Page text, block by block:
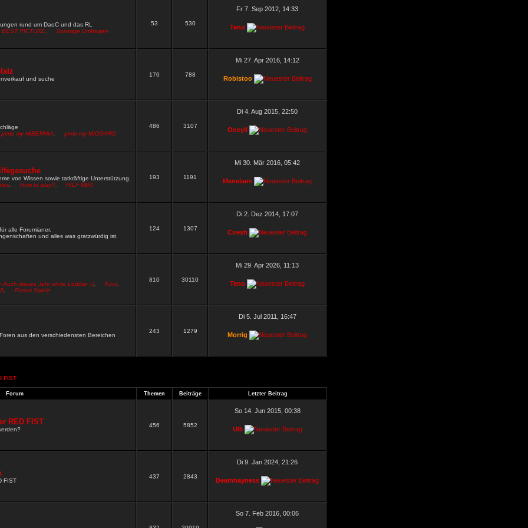
neu setzen
»
ja gut funktioniert
wie das vom zirkel
»
und müsste dich irgendwie pn mässig erreichen wegen
rund um DaoC und das RL
BEST PICTURE Sonstige Umfragen
53 530
Fr 7. Sep 2012, 14:33
Teno
und suche
170 788
Mi 27. Apr 2016, 14:12
Robistoo
pimp my HIBERNIA pimp my MIDGARD
486 3107
Di 4. Aug 2015, 22:50
Oneyll
von Wissen sowie tatkräftige Unterstützung.
How to play? HILF MIR!
193 1191
Mi 30. Mär 2016, 05:42
Menelaos
alle Forumianer.
und alles was gratzwürdig ist.
124 1307
Di 2. Dez 2014, 17:07
Ciresh
Auch dieses Jahr ohne Loddar ;-)
Kino
Forum Spiele
810 30110
Mi 29. Apr 2026, 11:13
Teno
aus den verschiedensten Bereichen
243 1279
Di 5. Jul 2011, 16:47
Morrig
FIST
Forum Themen Beiträge Letzter Beitrag
RED FIST 456 5852
So 14. Jun 2015, 00:38
Ulli
FIST
437 2843
Di 9. Jan 2024, 21:26
Deamhayness
So 7. Feb 2016, 00:06